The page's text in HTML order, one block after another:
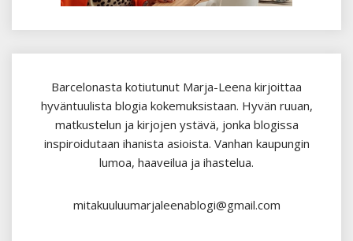
Barcelonasta kotiutunut Marja-Leena kirjoittaa
hyväntuulista blogia kokemuksistaan. Hyvän ruuan,
matkustelun ja kirjojen ystävä, jonka blogissa
inspiroidutaan ihanista asioista. Vanhan kaupungin
lumoa, haaveilua ja ihastelua.
mitakuuluumarjaleenablogi@gmail.com